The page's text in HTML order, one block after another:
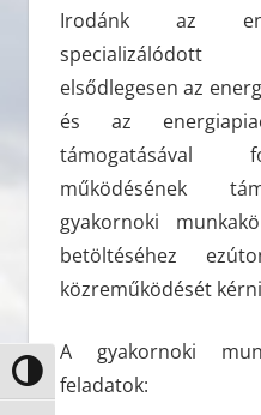
Nagy kontraszt váltása
Irodánk az
specializálódott
elsődlegesen az
és az
támogatásával
működésének
gyakornoki
betöltéséhez
közreműködését
A gyakornoki
feladatok: